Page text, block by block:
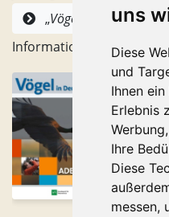
uns
Diese
und
Ihnen
Erlebnis
Ihre
Diese
messen,
„Vögel in Deutschland
Informationen zum